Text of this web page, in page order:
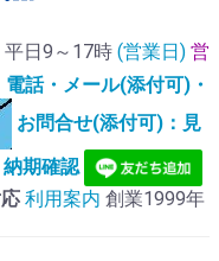
平日9～17時 (営業日) 営
話・メール(添付可)・
お問合せ(添付可)：見
期確認
利用案内 創業1999年